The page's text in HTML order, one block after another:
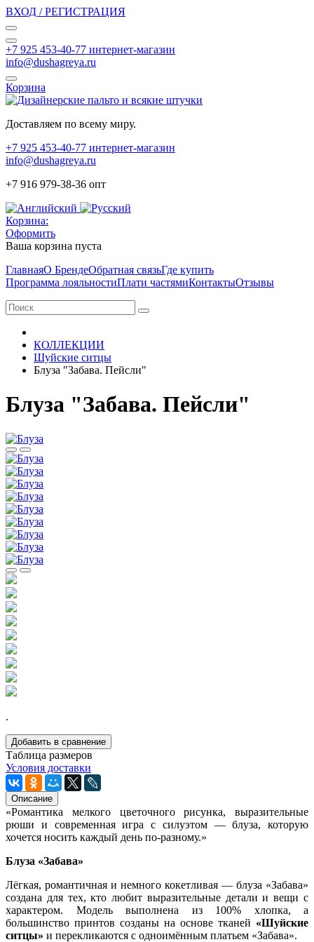
ВХОД / РЕГИСТРАЦИЯ
+7 925 453-40-77 интернет-магазин
info@dushagreya.ru
Корзина
Доставляем по всему миру.
+7 925 453-40-77 интернет-магазин
info@dushagreya.ru
+7 916 979-38-36 опт
Корзина:
Оформить
Ваша корзина пуста
ГлавнаяО БрендеОбратная связьГде купить
Программа лояльностиПлати частямиКонтактыОтзывы
КОЛЛЕКЦИИ
Шуйские ситцы
Блуза "Забава. Пейсли"
Блуза "Забава. Пейсли"
.
Добавить в сравнение
Таблица размеров
Условия доставки
Описание
«Романтика мелкого цветочного рисунка, выразительные
рюши и современная игра с силуэтом — блуза, которую
хочется носить каждый день по-разному.»
Блуза «Забава»
Лёгкая, романтичная и немного кокетливая — блуза «Забава»
создана для тех, кто любит выразительные детали и вещи с
характером. Модель выполнена из 100% хлопка, а
большинство принтов созданы на основе тканей «Шуйские
ситцы» и перекликаются с одноимённым платьем «Забава».